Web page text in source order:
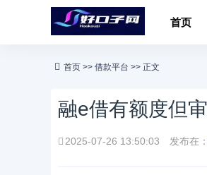
首页
首页 >> 借款平台 >> 正文
融e借有额度但
2025-07-26 13:50:03 发布在：